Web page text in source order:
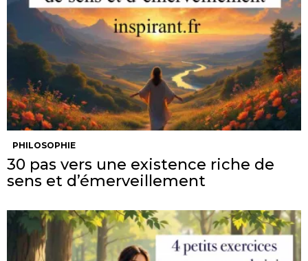
PHILOSOPHIE
30 pas vers une existence riche de
sens et d’émerveillement